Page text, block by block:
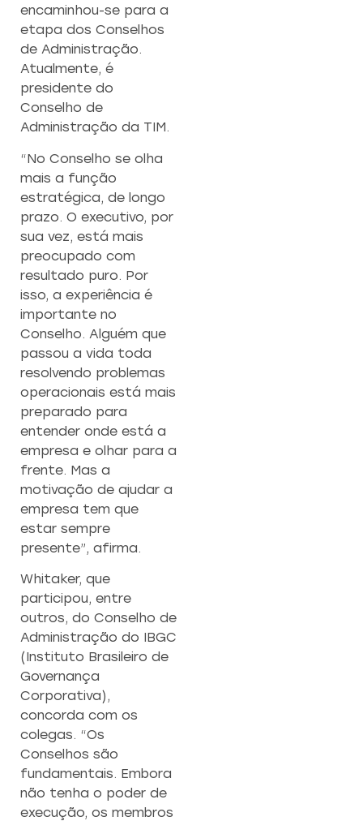
encaminhou-se para a
etapa dos Conselhos
de Administração.
Atualmente, é
presidente do
Conselho de
Administração da TIM.
“No Conselho se olha
mais a função
estratégica, de longo
prazo. O executivo, por
sua vez, está mais
preocupado com
resultado puro. Por
isso, a experiência é
importante no
Conselho. Alguém que
passou a vida toda
resolvendo problemas
operacionais está mais
preparado para
entender onde está a
empresa e olhar para a
frente. Mas a
motivação de ajudar a
empresa tem que
estar sempre
presente”, afirma.
Whitaker, que
participou, entre
outros, do Conselho de
Administração do IBGC
(Instituto Brasileiro de
Governança
Corporativa),
concorda com os
colegas. “Os
Conselhos são
fundamentais. Embora
não tenha o poder de
execução, os membros